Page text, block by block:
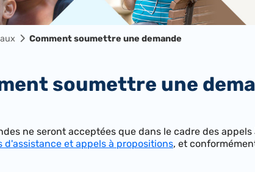
Comment soumettre une demande
soumettre une
ne seront acceptées que dans le cadre des
d'assistance et appels à propositions, et